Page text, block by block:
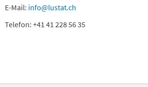
E-Mail: info@lustat.ch
Telefon: +41 41 228 56 35